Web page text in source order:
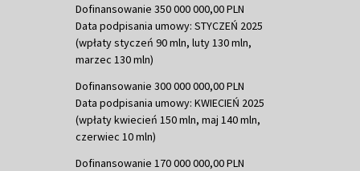
Dofinansowanie 350 000 000,00 PLN
Data podpisania umowy: STYCZEŃ 2025
(wpłaty styczeń 90 mln, luty 130 mln,
marzec 130 mln)
Dofinansowanie 300 000 000,00 PLN
Data podpisania umowy: KWIECIEŃ 2025
(wpłaty kwiecień 150 mln, maj 140 mln,
czerwiec 10 mln)
Dofinansowanie 170 000 000,00 PLN